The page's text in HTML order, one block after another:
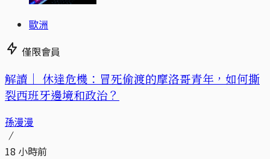
歐洲
僅限會員
解讀｜ 休達危機：冒死偷渡的摩洛哥青年，如何撕
裂西班牙邊境和政治？
孫漫漫
18 小時前